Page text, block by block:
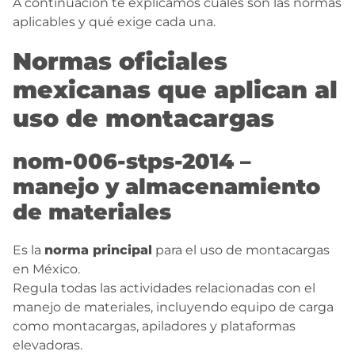
aplicables y qué exige cada una.
Normas oficiales
mexicanas que aplican al
uso de montacargas
nom-006-stps-2014 –
manejo y almacenamiento
de materiales
Es la norma principal para el uso de montacargas
en México.
Regula todas las actividades relacionadas con el
manejo de materiales, incluyendo equipo de carga
como montacargas, apiladores y plataformas
elevadoras.